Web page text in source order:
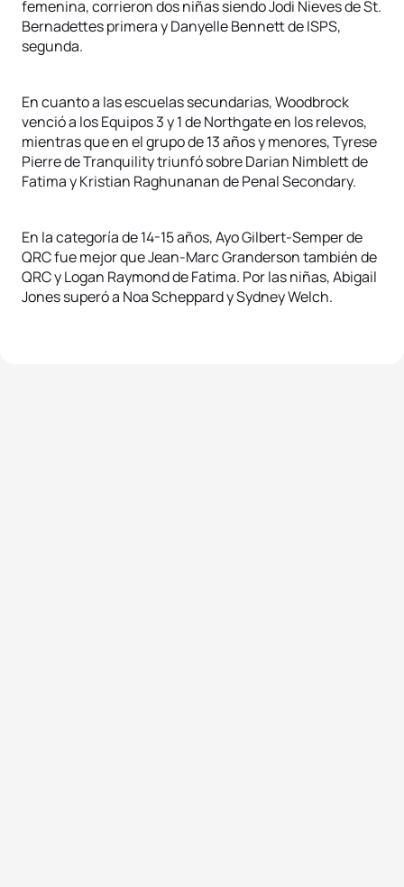
femenina, corrieron dos niñas siendo Jodi Nieves de St.
Bernadettes primera y Danyelle Bennett de ISPS,
segunda.
En cuanto a las escuelas secundarias, Woodbrock
venció a los Equipos 3 y 1 de Northgate en los relevos,
mientras que en el grupo de 13 años y menores, Tyrese
Pierre de Tranquility triunfó sobre Darian Nimblett de
Fatima y Kristian Raghunanan de Penal Secondary.
En la categoría de 14-15 años, Ayo Gilbert-Semper de
QRC fue mejor que Jean-Marc Granderson también de
QRC y Logan Raymond de Fatima. Por las niñas, Abigail
Jones superó a Noa Scheppard y Sydney Welch.